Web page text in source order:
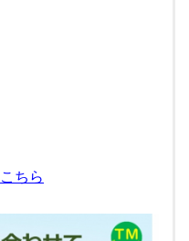
こちら